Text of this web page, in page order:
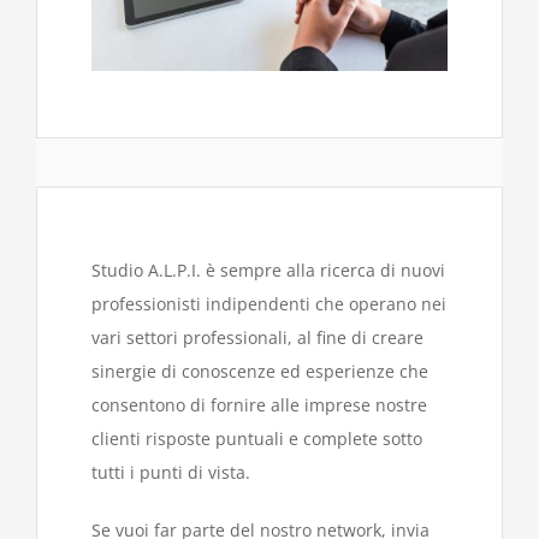
Studio A.L.P.I. è sempre alla ricerca di nuovi
professionisti indipendenti che operano nei
vari settori professionali, al fine di creare
sinergie di conoscenze ed esperienze che
consentono di fornire alle imprese nostre
clienti risposte puntuali e complete sotto
tutti i punti di vista.
Se vuoi far parte del nostro network, invia